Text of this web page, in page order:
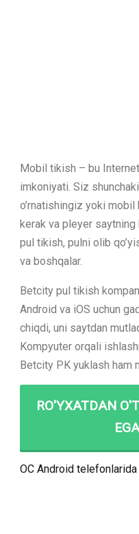
Mobil tikish – bu
imkoniyati. Siz
o’rnatishingiz yoki
kerak va pleyer saytning
pul tikish, pulni olib
va boshqalar.
Betcity pul tikish
Android va iOS uchun
chiqdi, uni saytdan
Kompyuter orqali
Betcity PK yuklash ham
RO'YXATDAN
OC Android